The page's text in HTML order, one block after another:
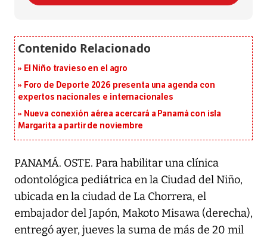
El Niño travieso en el agro
Foro de Deporte 2026 presenta una agenda con
expertos nacionales e internacionales
Nueva conexión aérea acercará a Panamá con isla
Margarita a partir de noviembre
PANAMÁ. OSTE. Para habilitar una clínica
odontológica pediátrica en la Ciudad del Niño,
ubicada en la ciudad de La Chorrera, el
embajador del Japón, Makoto Misawa (derecha),
entregó ayer, jueves la suma de más de 20 mil